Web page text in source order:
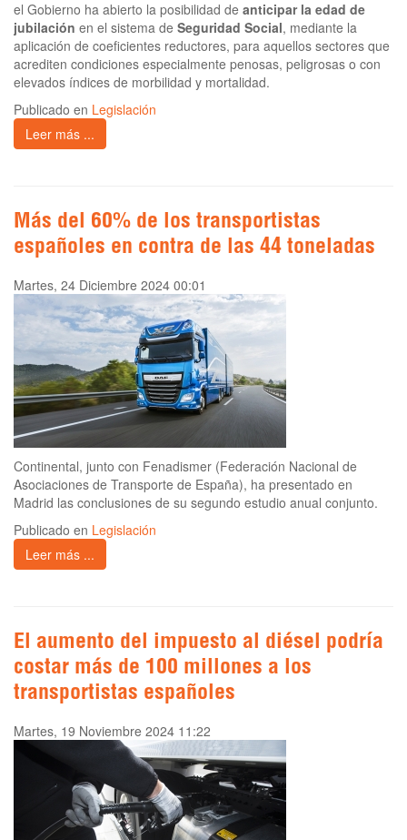
el Gobierno ha abierto la posibilidad de anticipar la edad de
jubilación en el sistema de Seguridad Social, mediante la
aplicación de coeficientes reductores, para aquellos sectores que
acrediten condiciones especialmente penosas, peligrosas o con
elevados índices de morbilidad y mortalidad.
Publicado en Legislación
Leer más ...
Más del 60% de los transportistas
españoles en contra de las 44 toneladas
Martes, 24 Diciembre 2024 00:01
Continental, junto con Fenadismer (Federación Nacional de
Asociaciones de Transporte de España), ha presentado en
Madrid las conclusiones de su segundo estudio anual conjunto.
Publicado en Legislación
Leer más ...
El aumento del impuesto al diésel podría
costar más de 100 millones a los
transportistas españoles
Martes, 19 Noviembre 2024 11:22